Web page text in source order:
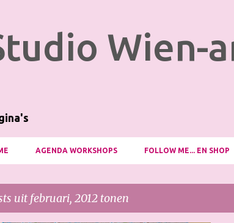
Wien-
AGENDA WORKSHOPS FOLLOW ME... EN SHOP
uit februari, 2012 tonen